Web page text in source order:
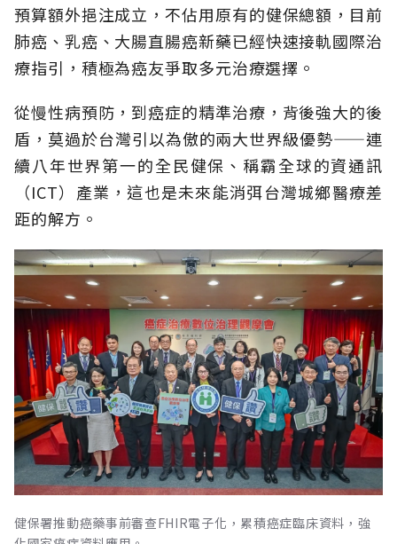
預算額外挹注成立，不佔用原有的健保總額，目前
肺癌、乳癌、大腸直腸癌新藥已經快速接軌國際治
療指引，積極為癌友爭取多元治療選擇。
從慢性病預防，到癌症的精準治療，背後強大的後
盾，莫過於台灣引以為傲的兩大世界級優勢——連
續八年世界第一的全民健保、稱霸全球的資通訊
（ICT）產業，這也是未來能消弭台灣城鄉醫療差
距的解方。
健保署推動癌藥事前審查FHIR電子化，累積癌症臨床資料，強